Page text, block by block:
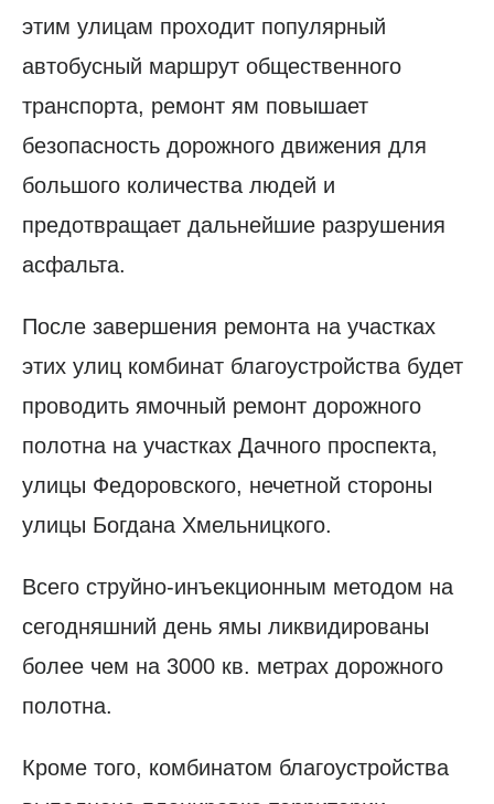
этим улицам проходит популярный
автобусный маршрут общественного
транспорта, ремонт ям повышает
безопасность дорожного движения для
большого количества людей и
предотвращает дальнейшие разрушения
асфальта.
После завершения ремонта на участках
этих улиц комбинат благоустройства будет
проводить ямочный ремонт дорожного
полотна на участках Дачного проспекта,
улицы Федоровского, нечетной стороны
улицы Богдана Хмельницкого.
Всего струйно-инъекционным методом на
сегодняшний день ямы ликвидированы
более чем на 3000 кв. метрах дорожного
полотна.
Кроме того, комбинатом благоустройства